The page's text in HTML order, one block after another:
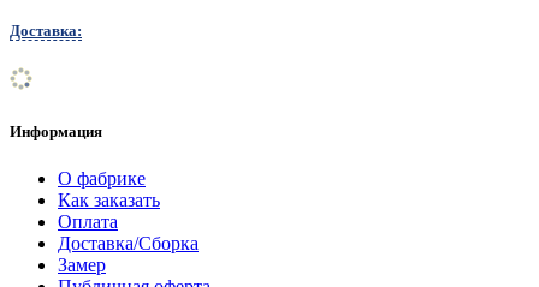
Доставка:
Информация
О фабрике
Как заказать
Оплата
Доставка/Сборка
Замер